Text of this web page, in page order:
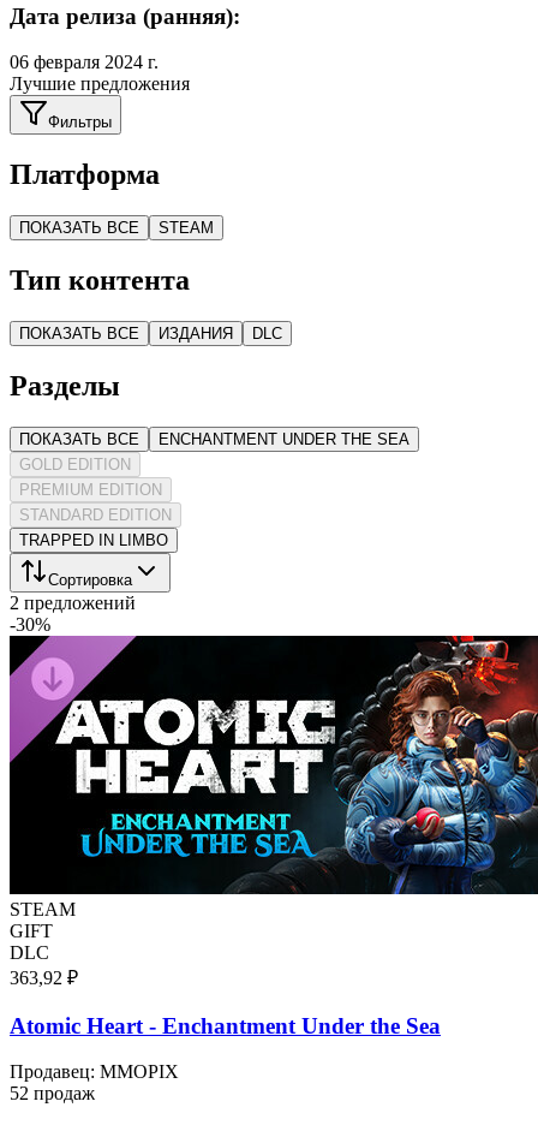
Дата релиза (ранняя):
06 февраля 2024 г.
Лучшие предложения
Фильтры
Платформа
ПОКАЗАТЬ ВСЕ STEAM
Тип контента
ПОКАЗАТЬ ВСЕ ИЗДАНИЯ DLC
Разделы
ПОКАЗАТЬ ВСЕ
ENCHANTMENT UNDER THE SEA
GOLD EDITION
PREMIUM EDITION
STANDARD EDITION
TRAPPED IN LIMBO
Сортировка
2 предложений
-30%
STEAM
GIFT
DLC
363,92 ₽
Atomic Heart - Enchantment Under the Sea
Продавец: MMOPIX
52 продаж